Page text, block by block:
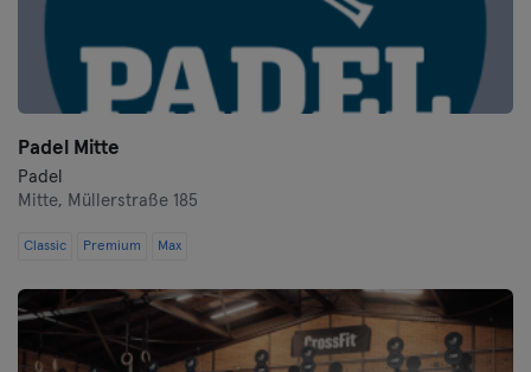
Padel Mitte
Padel
Mitte, Müllerstraße 185
Classic Premium Max